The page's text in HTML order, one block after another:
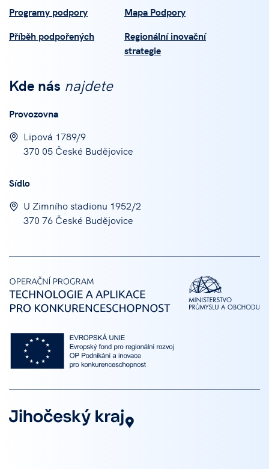
Programy podpory
Příběh podpořených
Mapa Podpory
Regionální inovační
strategie
Kde nás najdete
Provozovna
Lipová 1789/9
370 05 České Budějovice
Sídlo
U Zimního stadionu 1952/2
370 76 České Budějovice